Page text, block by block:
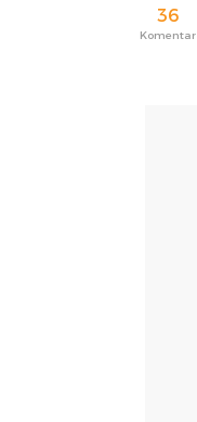
36
Komentar